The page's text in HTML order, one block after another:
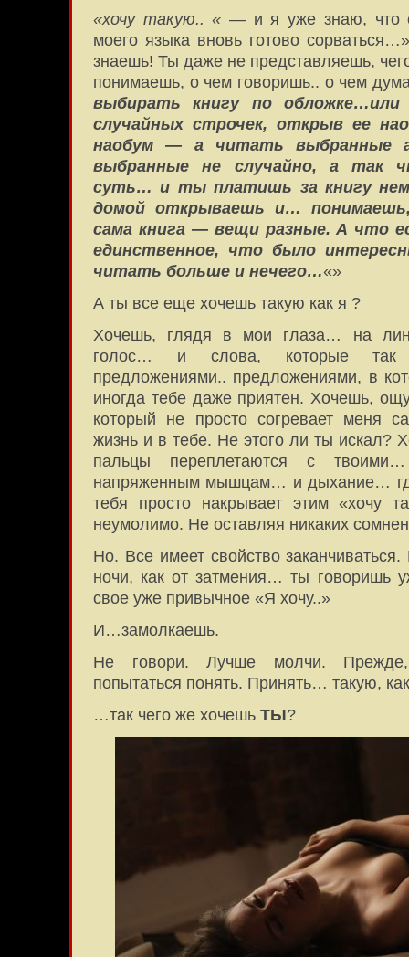
«хочу такую.. « — и я уже знаю, что
моего языка вновь готово
знаешь! Ты даже не представляешь,
понимаешь, о чем говоришь.. о чем
выбирать книгу по обложке…или
случайных строчек, открыв ее
наобум — а читать выбранные
выбранные не случайно, а так
суть… и ты платишь за книгу
домой открываешь и…
сама книга — вещи разные. А что
единственное, что было
читать больше и нечего…«»
А ты все еще хочешь такую как я ?
Хочешь, глядя в мои глаза… на
голос… и слова, которые так
предложениями.. предложениями, в
иногда тебе даже приятен. Хочешь,
который не просто согревает меня
жизнь и в тебе. Не этого ли ты искал?
пальцы переплетаются с
напряженным мышцам… и дыхание…
тебя просто накрывает этим «хочу
неумолимо. Не оставляя никаких
Но. Все имеет свойство
ночи, как от затмения… ты говоришь
свое уже привычное «Я хочу..»
И…замолкаешь.
Не говори. Лучше молчи. Прежде,
попытаться понять. Принять… такую,
…так чего же хочешь ТЫ?